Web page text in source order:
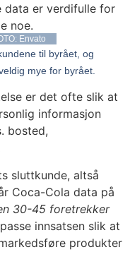
Envato
til byrået, og
mye for byrået.
er det ofte slik at
informasjon
bosted,
sluttkunde, altså
Coca-Cola data på
30-45 foretrekker
innsatsen slik at
produkter